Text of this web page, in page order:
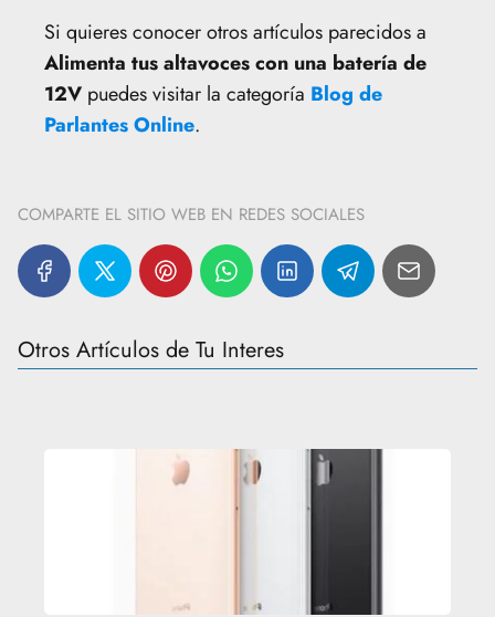
Si quieres conocer otros artículos parecidos a
Alimenta tus altavoces con una batería de
12V puedes visitar la categoría Blog de
Parlantes Online.
COMPARTE EL SITIO WEB EN REDES SOCIALES
Otros Artículos de Tu Interes